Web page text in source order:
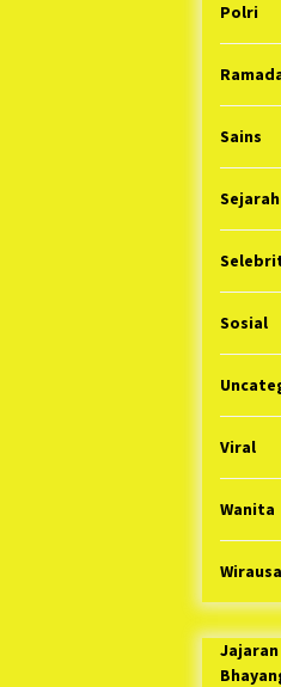
Polri
Sains
Sejarah
Sosial
Viral
Wanita
Jajaran